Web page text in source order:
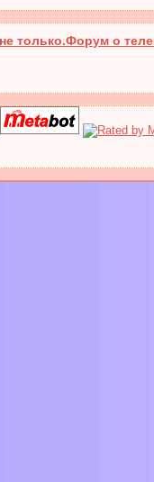
только.Форум о